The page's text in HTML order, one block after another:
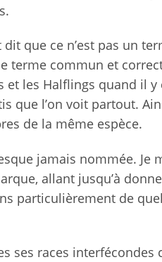
que ce n’est pas un
terme commun et
et les Halflings quand il
que l’on voit partout.
de la même espèce.
jamais nommée. Je
allant jusqu’à
particulièrement de
ses races interfécondes